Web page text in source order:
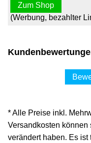
Zum Shop
(Werbung, bezahlter
* Alle Preise inkl.
Versandkosten können
verändert haben. Es